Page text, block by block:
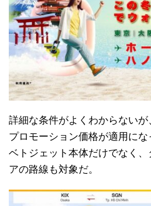
詳細な条件がよくわからない
プロモーション価格が適用にな
ベトジェット本体だけでなく
アの路線も対象だ。